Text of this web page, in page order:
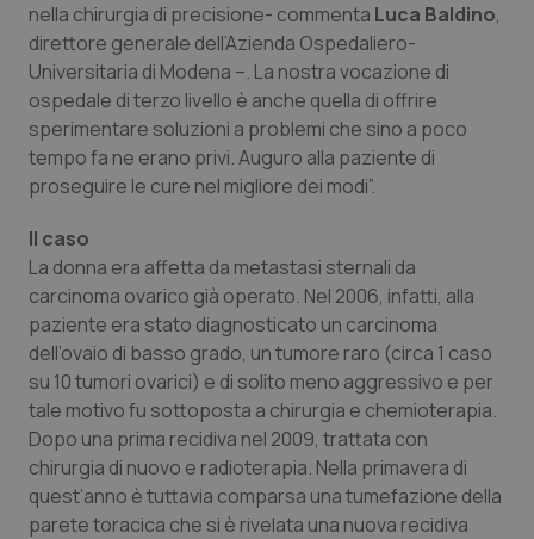
Puglia
Sardegna
Sicilia
Umbria
Valle D’Aosta
Veneto
Malattie rare
Malattia di Crohn & Rettocolite Ulcerosa
Neuroscienze & patologie neurodegenerative
Oftalmologia
Oncodermatologia
Oncoematologia
Oncologia & Nutrizione
Psoriasi & pelle
nella chirurgia di precisione- commenta Luca Baldino,
direttore generale dell’Azienda Ospedaliero-
Universitaria di Modena –. La nostra vocazione di
ospedale di terzo livello è anche quella di offrire
sperimentare soluzioni a problemi che sino a poco
tempo fa ne erano privi. Auguro alla paziente di
proseguire le cure nel migliore dei modi”.
Il caso
La donna era affetta da metastasi sternali da
carcinoma ovarico già operato. Nel 2006, infatti, alla
paziente era stato diagnosticato un carcinoma
dell’ovaio di basso grado, un tumore raro (circa 1 caso
su 10 tumori ovarici) e di solito meno aggressivo e per
tale motivo fu sottoposta a chirurgia e chemioterapia.
Dopo una prima recidiva nel 2009, trattata con
chirurgia di nuovo e radioterapia. Nella primavera di
quest’anno è tuttavia comparsa una tumefazione della
parete toracica che si è rivelata una nuova recidiva